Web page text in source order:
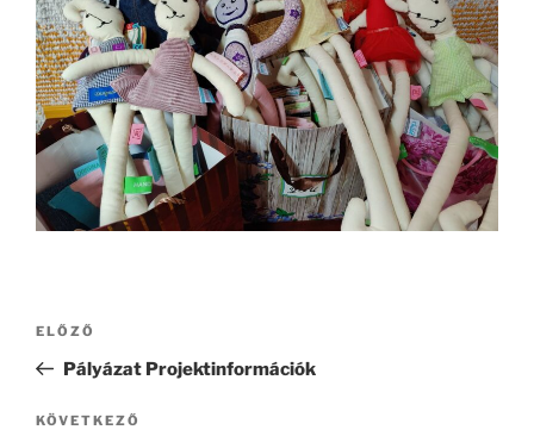
Bejegyzés
Korábbi
bejegyzés
ELŐZŐ
Pályázat Projektinformációk
Következő
KÖVETKEZŐ